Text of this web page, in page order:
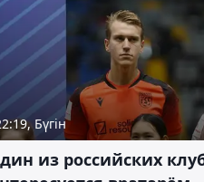
Бүгін
из российских